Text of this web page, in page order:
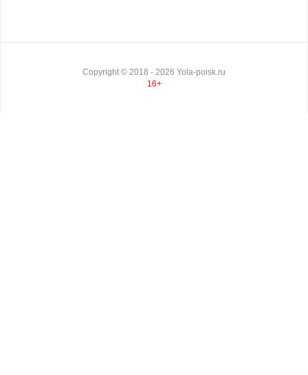
Copyright © 2018 - 2026 Yola-poisk.ru
16+